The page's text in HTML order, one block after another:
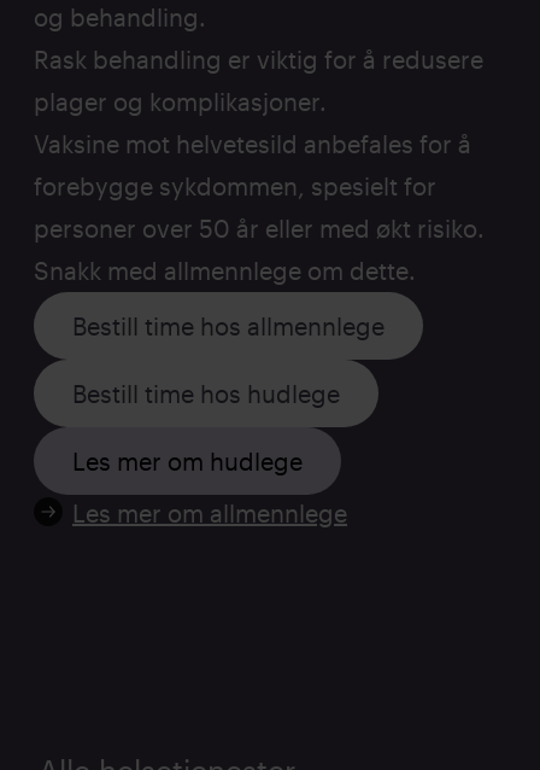
og behandling.
Rask behandling er viktig for å redusere
plager og komplikasjoner.
Vaksine mot helvetesild anbefales for å
forebygge sykdommen, spesielt for
personer over 50 år eller med økt risiko.
Snakk med allmennlege om dette.
Bestill time hos allmennlege
Bestill time hos hudlege
Les mer om hudlege
Les mer om allmennlege